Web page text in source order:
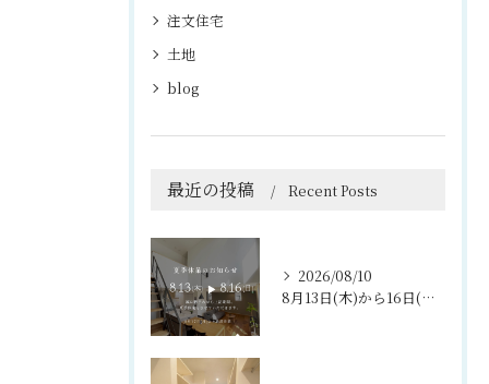
注文住宅
土地
blog
最近の投稿 Recent Posts
2026/08/10
8月13日(木)から16日(日)まで、夏期休暇をいただきます...